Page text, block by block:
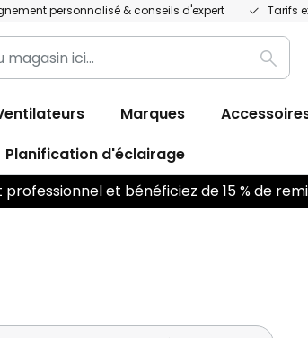
personnalisé & conseils d'expert Tarifs
Marques
Planification d'éclairage
et bénéficiez de 15 % de